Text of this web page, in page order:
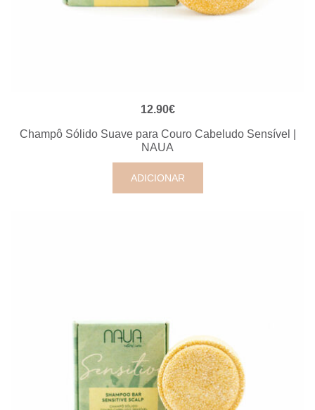
VISUALIZAÇÃO RÁPIDA
12.90€
Champô Sólido Suave para Couro Cabeludo Sensível |
NAUA
ADICIONAR